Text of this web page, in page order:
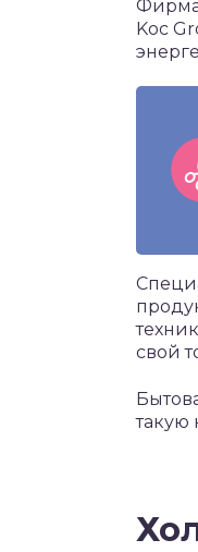
Фирма
Koc
свой
такую